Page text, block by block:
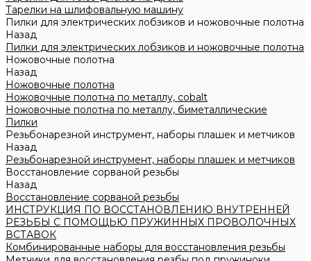
Тарелки на шлифовальную машину
Пилки для электрических лобзиков и ножовочные полотна
Назад
Пилки для электрических лобзиков и ножовочные полотна
Ножовочные полотна
Назад
Ножовочные полотна
Ножовочные полотна по металлу, cobalt
Ножовочные полотна по металлу, биметаллические
Пилки
Резьбонарезной инструмент, наборы плашек и метчиков
Назад
Резьбонарезной инструмент, наборы плашек и метчиков
Восстановление сорваной резьбы
Назад
Восстановление сорваной резьбы
ИНСТРУКЦИЯ ПО ВОССТАНОВЛЕНИЮ ВНУТРЕННЕЙ
РЕЗЬБЫ С ПОМОЩЬЮ ПРУЖИННЫХ ПРОВОЛОЧНЫХ
ВСТАВОК
Комбинированные наборы для восстановления резьбы